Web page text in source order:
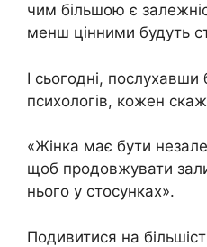
чим більшою є
менш цінними будуть
І сьогодні, послухавши
психологів, кожен
«Жінка має бути
щоб продовжувати
нього у стосунках».
Подивитися на